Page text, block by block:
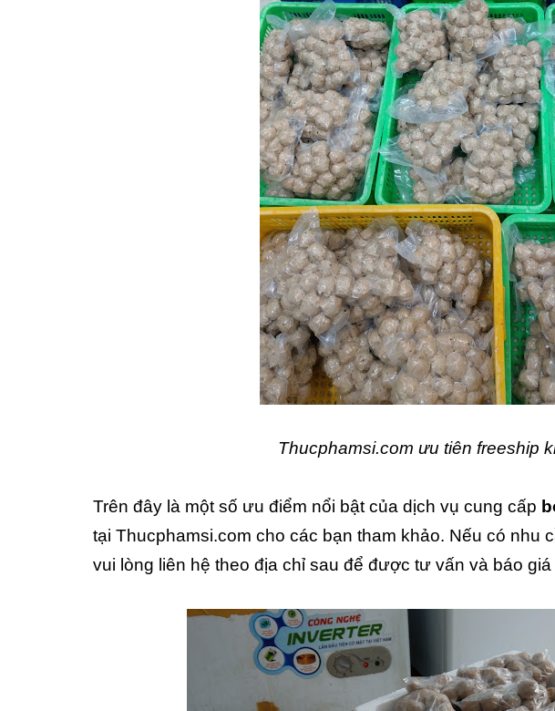
Thucphamsi.com ưu tiên freeship
Trên đây là một số ưu điểm nổi bật của dịch vụ cung cấp
tại Thucphamsi.com cho các bạn tham khảo. Nếu có nhu
vui lòng liên hệ theo địa chỉ sau để được tư vấn và báo giá